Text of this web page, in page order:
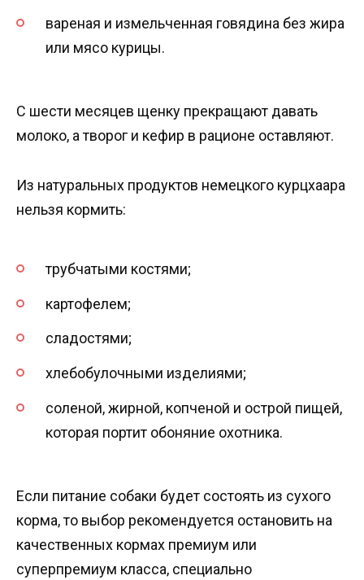
вареная и измельченная говядина без жира
или мясо курицы.
С шести месяцев щенку прекращают давать
молоко, а творог и кефир в рационе оставляют.
Из натуральных продуктов немецкого курцхаара
нельзя кормить:
трубчатыми костями;
картофелем;
сладостями;
хлебобулочными изделиями;
соленой, жирной, копченой и острой пищей,
которая портит обоняние охотника.
Если питание собаки будет состоять из сухого
корма, то выбор рекомендуется остановить на
качественных кормах премиум или
суперпремиум класса, специально